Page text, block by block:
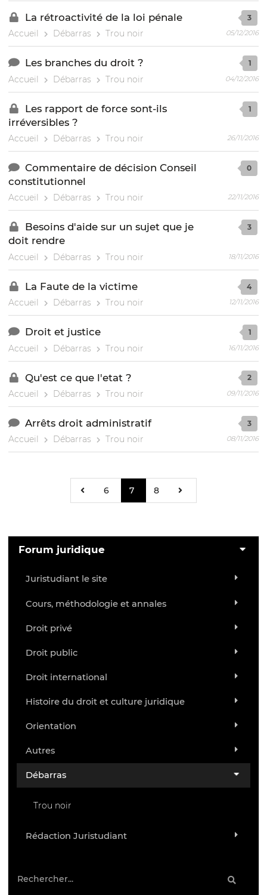
La rétroactivité de la loi pénale
Accueil Débarras Trou noir
3
05/12/2016
Les branches du droit ?
Accueil Débarras Trou noir
1
04/12/2016
Les rapport de force sont-ils
irréversibles ?
Accueil Débarras Trou noir
1
26/11/2016
Commentaire de décision Conseil
constitutionnel
Accueil Débarras Trou noir
0
22/11/2016
Besoins d'aide sur un sujet que je
doit rendre
Accueil Débarras Trou noir
3
18/11/2016
La Faute de la victime
Accueil Débarras Trou noir
4
12/11/2016
Droit et justice
Accueil Débarras Trou noir
1
16/11/2016
Qu'est ce que l'etat ?
Accueil Débarras Trou noir
2
09/11/2016
Arrêts droit administratif
Accueil Débarras Trou noir
3
08/11/2016
6 7 8
Forum juridique
Juristudiant le site
Cours, méthodologie et annales
Droit privé
Droit public
Droit international
Histoire du droit et culture juridique
Orientation
Autres
Débarras
Trou noir
Rédaction Juristudiant